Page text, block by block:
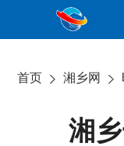
首页 湘乡网
湘